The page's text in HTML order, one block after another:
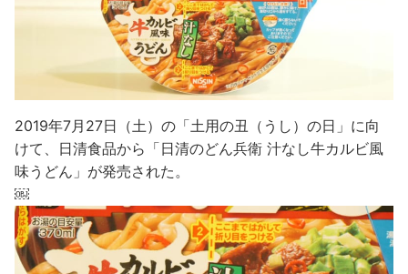
2019年7月27日（土）の「土用の丑（うし）の日」に向
けて、日清食品から「日清のどん兵衛 汁なし牛カルビ風
味うどん」が発売された。
￼